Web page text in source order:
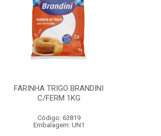
FARINHA TRIGO BRANDINI
C/FERM 1KG
Código: 63819
Embalagem: UN1